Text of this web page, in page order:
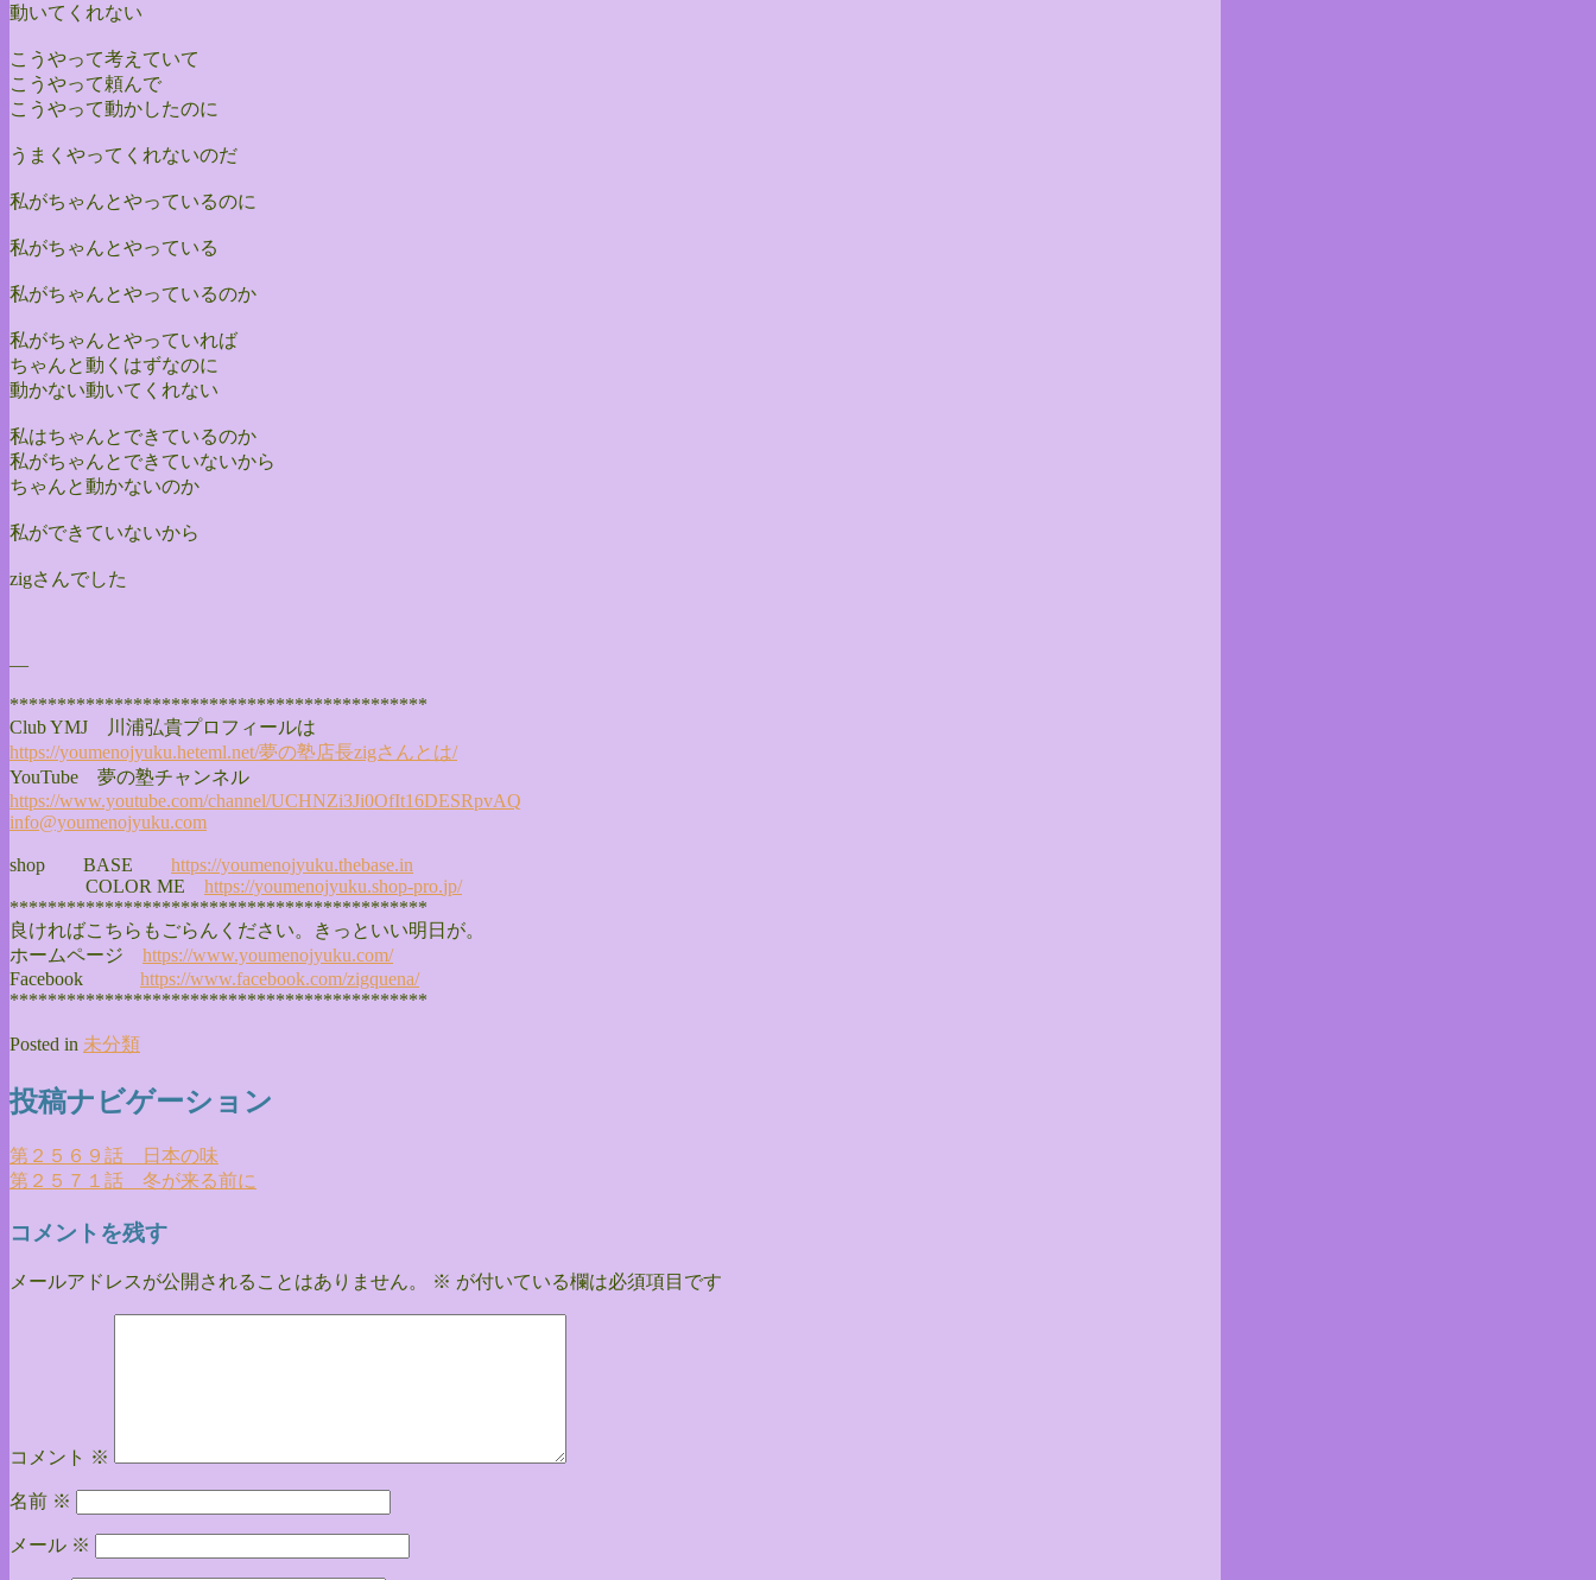
動いてくれない
こうやって考えていて
こうやって頼んで
こうやって動かしたのに
うまくやってくれないのだ
私がちゃんとやっているのに
私がちゃんとやっている
私がちゃんとやっているのか
私がちゃんとやっていれば
ちゃんと動くはずなのに
動かない動いてくれない
私はちゃんとできているのか
私がちゃんとできていないから
ちゃんと動かないのか
私ができていないから
zigさんでした
—
********************************************
Club YMJ 川浦弘貴プロフィールは
https://youmenojyuku.heteml.net/夢の塾店長zigさんとは/
YouTube 夢の塾チャンネル
https://www.youtube.com/channel/UCHNZi3Ji0OfIt16DESRpvAQ
info@youmenojyuku.com
shop BASE https://youmenojyuku.thebase.in
COLOR ME https://youmenojyuku.shop-pro.jp/
********************************************
良ければこちらもごらんください。きっといい明日が。
ホームページ https://www.youmenojyuku.com/
Facebook https://www.facebook.com/zigquena/
********************************************
Posted in 未分類
投稿ナビゲーション
第２５６９話 日本の味
第２５７１話 冬が来る前に
コメントを残す
メールアドレスが公開されることはありません。 ※ が付いている欄は必須項目です
コメント ※
名前 ※
メール ※